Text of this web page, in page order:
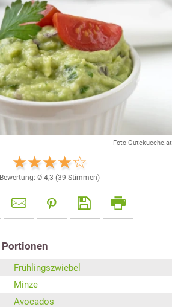
Foto Gutekueche.at
Bewertung: Ø 4,3 (39 Stimmen)
Portionen
Frühlingszwiebel
Minze
Avocados